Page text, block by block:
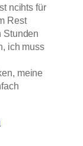
ncihts für
Rest
Stunden
ich muss
meine